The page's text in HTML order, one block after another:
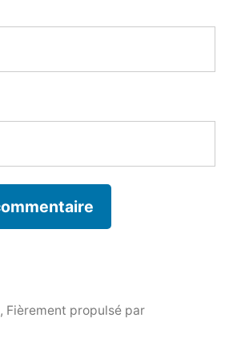
, Fièrement propulsé par